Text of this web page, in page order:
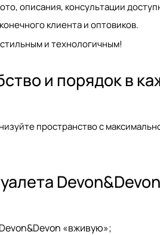
описания, консультации
клиента и оптовиков.
и технологичным!
и порядок в
пространство с
«вживую»;